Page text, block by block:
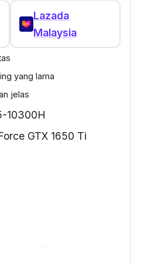
ini disyorkan
saja kerana jika
sedikit
game, laptop ini juga
pejabat seperti Excel
lebih terperinci.
Lazada
Malaysia
yang lama
jelas
10300H
GTX 1650 Ti